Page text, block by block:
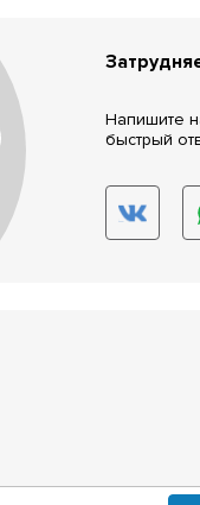
Напишите
быстрый